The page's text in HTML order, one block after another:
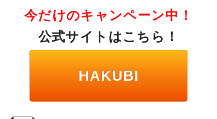
今だけのキャンペーン中！
公式サイトはこちら！
HAKUBI